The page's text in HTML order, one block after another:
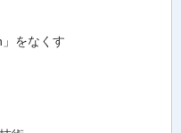
をなくす